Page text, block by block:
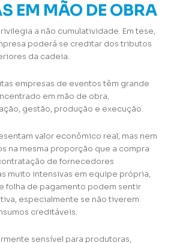
EM MÃO DE OBRA
a não cumulatividade. Em tese,
poderá se creditar dos tributos
da cadeia.
empresas de eventos têm grande
em mão de obra,
gestão, produção e execução.
valor econômico real, mas nem
na mesma proporção que a compra
de fornecedores
muito intensivas em equipe própria,
folha de pagamento podem sentir
especialmente se não tiverem
creditáveis.
sensível para produtoras,